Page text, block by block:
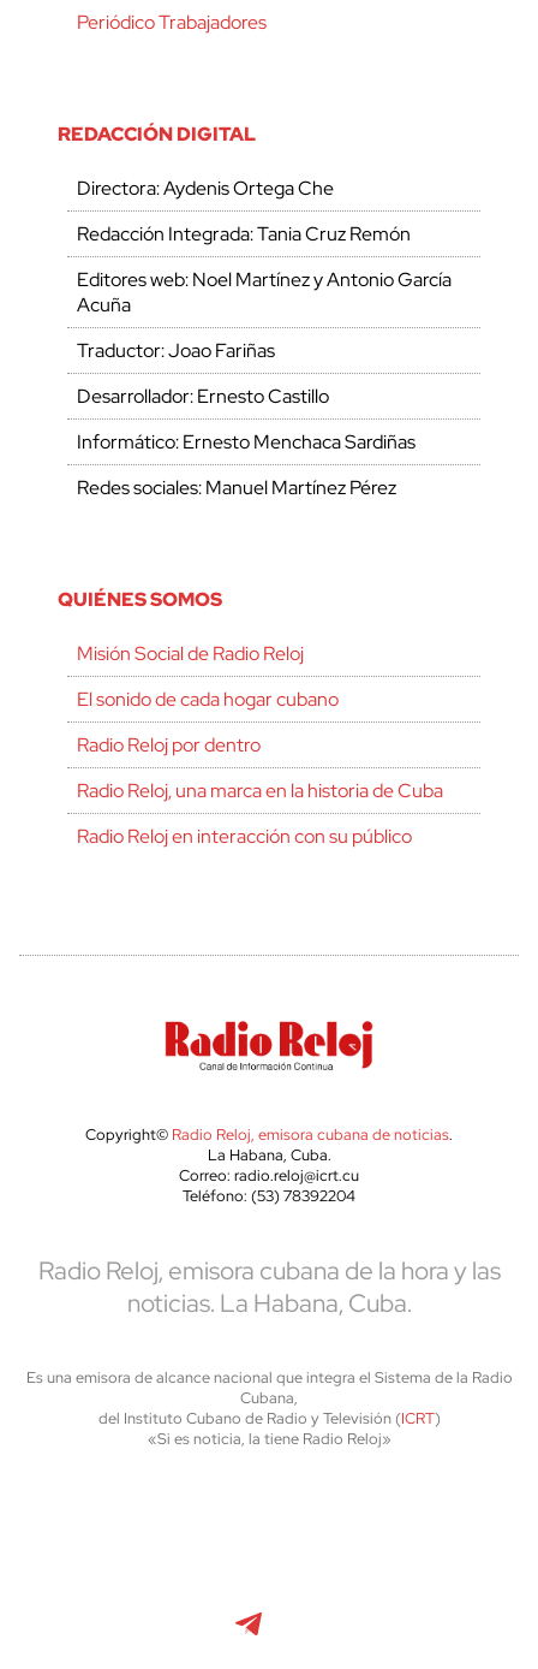
Periódico Trabajadores
REDACCIÓN DIGITAL
Directora: Aydenis Ortega Che
Redacción Integrada: Tania Cruz Remón
Editores web: Noel Martínez y Antonio García
Acuña
Traductor: Joao Fariñas
Desarrollador: Ernesto Castillo
Informático: Ernesto Menchaca Sardiñas
Redes sociales: Manuel Martínez Pérez
QUIÉNES SOMOS
Misión Social de Radio Reloj
El sonido de cada hogar cubano
Radio Reloj por dentro
Radio Reloj, una marca en la historia de Cuba
Radio Reloj en interacción con su público
Copyright© Radio Reloj, emisora cubana de noticias.
La Habana, Cuba.
Correo: radio.reloj@icrt.cu
Teléfono: (53) 78392204
Radio Reloj, emisora cubana de la hora y las
noticias. La Habana, Cuba.
Es una emisora de alcance nacional que integra el Sistema de la Radio
Cubana,
del Instituto Cubano de Radio y Televisión (ICRT)
«Si es noticia, la tiene Radio Reloj»